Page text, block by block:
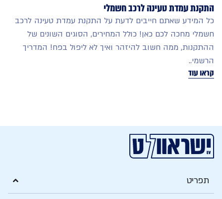
עמדת טעינה לרכב חשמלי
שאתם חייבים לדעת על התקנת עמדת טעינה לרכב
מחכה לכם כאן! כולל המחירים, הסוגים השונים של
ממה חשוב להיזהר ואיך לא ליפול בפח! המדריך
לסוגי
בשנים